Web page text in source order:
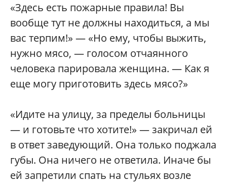
«Здесь есть пожарные правила! Вы
вообще тут не должны находиться, а мы
вас терпим!» — «Но ему, чтобы выжить,
нужно мясо, — голосом отчаянного
человека парировала женщина. — Как я
еще могу приготовить здесь мясо?»
«Идите на улицу, за пределы больницы
— и готовьте что хотите!» — закричал ей
в ответ заведующий. Она только поджала
губы. Она ничего не ответила. Иначе бы
ей запретили спать на стульях возле